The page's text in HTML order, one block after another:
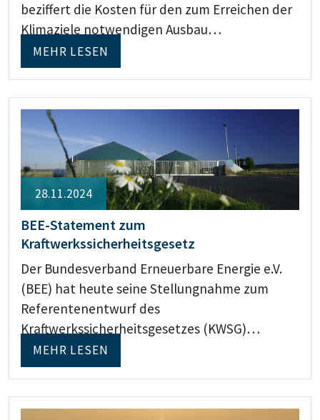
beziffert die Kosten für den zum Erreichen der
Klimaziele notwendigen Ausbau…
MEHR LESEN
28.11.2024
BEE-Statement zum
Kraftwerkssicherheitsgesetz
Der Bundesverband Erneuerbare Energie e.V.
(BEE) hat heute seine Stellungnahme zum
Referentenentwurf des
Kraftwerkssicherheitsgesetzes (KWSG)…
MEHR LESEN